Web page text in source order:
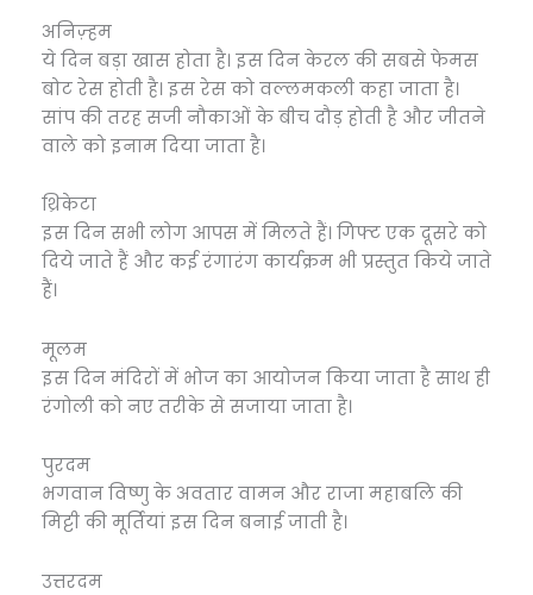
अनिज़्हम
ये दिन बड़ा खास होता है। इस दिन केरल की सबसे फेमस
बोट रेस होती है। इस रेस को वल्लमकली कहा जाता है।
सांप की तरह सजी नौकाओं के बीच दौड़ होती है और जीतने
वाले को इनाम दिया जाता है।
थ्रिकेटा
इस दिन सभी लोग आपस में मिलते हैं। गिफ्ट एक दूसरे को
दिये जाते हैं और कई रंगारंग कार्यक्रम भी प्रस्तुत किये जाते
हैं।
मूलम
इस दिन मंदिरों में भोज का आयोजन किया जाता है साथ ही
रंगोली को नए तरीके से सजाया जाता है।
पुरदम
भगवान विष्णु के अवतार वामन और राजा महाबलि की
मिट्टी की मूर्तियां इस दिन बनाई जाती है।
उत्तरदम